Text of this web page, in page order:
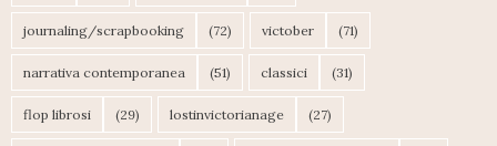
journaling/scrapbooking (72) victober (71)
narrativa contemporanea (51) classici (31)
flop librosi (29) lostinvictorianage (27)